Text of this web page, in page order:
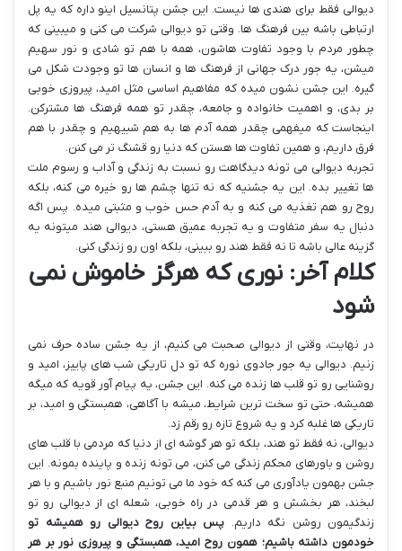
دیوالی فقط برای هندی ها نیست. این جشن پتانسیل اینو داره که یه پل
ارتباطی باشه بین فرهنگ ها. وقتی تو دیوالی شرکت می کنی و میبینی که
چطور مردم با وجود تفاوت هاشون، همه با هم تو شادی و نور سهیم
میشن، یه جور درک جهانی از فرهنگ ها و انسان ها تو وجودت شکل می
گیره. این جشن نشون میده که مفاهیم اساسی مثل امید، پیروزی خوبی
بر بدی، و اهمیت خانواده و جامعه، چقدر تو همه فرهنگ ها مشترکن.
اینجاست که میفهمی چقدر همه آدم ها به هم شبیهیم و چقدر با هم
فرق داریم، و همین تفاوت ها هستن که دنیا رو قشنگ تر می کنن.
تجربه دیوالی می تونه دیدگاهت رو نسبت به زندگی و آداب و رسوم ملت
ها تغییر بده. این یه جشنیه که نه تنها چشم ها رو خیره می کنه، بلکه
روح رو هم تغذیه می کنه و به آدم حس خوب و مثبتی میده. پس اگه
دنبال یه سفر متفاوت و یه تجربه عمیق هستی، دیوالی هند میتونه یه
گزینه عالی باشه تا نه فقط هند رو ببینی، بلکه اون رو زندگی کنی.
کلام آخر: نوری که هرگز خاموش نمی
شود
در نهایت، وقتی از دیوالی صحبت می کنیم، از یه جشن ساده حرف نمی
زنیم. دیوالی یه جور جادوی نوره که تو دل تاریکی شب های پاییز، امید و
روشنایی رو تو قلب ها زنده می کنه. این جشن، یه پیام آور قویه که میگه
همیشه، حتی تو سخت ترین شرایط، میشه با آگاهی، همبستگی و امید، بر
تاریکی ها غلبه کرد و یه شروع تازه رو رقم زد.
دیوالی، نه فقط تو هند، بلکه تو هر گوشه ای از دنیا که مردمی با قلب های
روشن و باورهای محکم زندگی می کنن، می تونه زنده و پاینده بمونه. این
جشن بهمون یادآوری می کنه که خود ما می تونیم منبع نور باشیم و با هر
لبخند، هر بخشش و هر قدمی در راه خوبی، شعله ای از دیوالی رو تو
زندگیمون روشن نگه داریم. پس بیاین روح دیوالی رو همیشه تو
خودمون داشته باشیم؛ همون روح امید، همبستگی و پیروزی نور بر هر